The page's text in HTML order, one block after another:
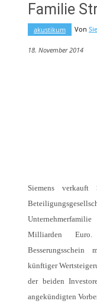
Familie
akustikum Von
18. November 2014
Siemens
Milliarden
künftiger
der beiden
angekündigten